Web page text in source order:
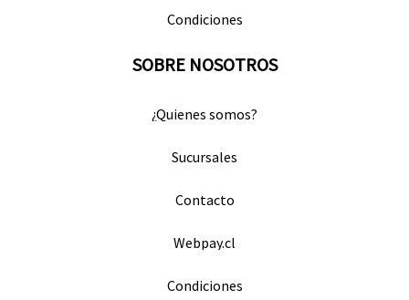
Condiciones
SOBRE NOSOTROS
¿Quienes somos?
Sucursales
Contacto
Webpay.cl
Condiciones